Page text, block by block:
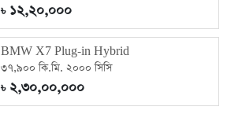
৳১২,২০,০০০
BMW X7 Plug-in Hybrid
৩৭,৯০০ কি.মি. ২০০০ সিসি
৳২,৩০,০০,০০০